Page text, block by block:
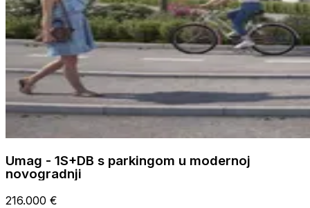
Umag - 1S+DB s parkingom u modernoj
novogradnji
216.000 €